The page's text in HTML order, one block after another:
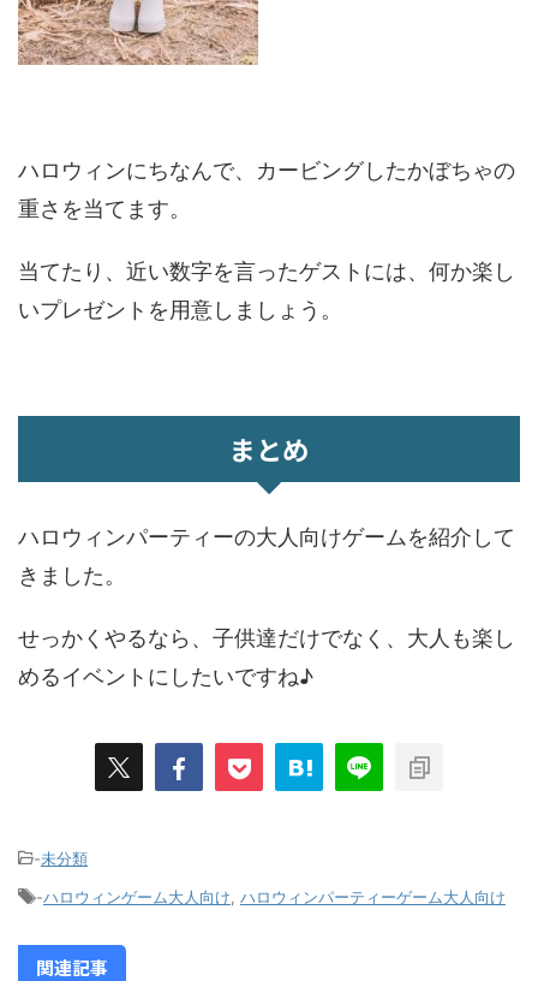
ハロウィンにちなんで、カービングしたかぼちゃの
重さを当てます。
当てたり、近い数字を言ったゲストには、何か楽し
いプレゼントを用意しましょう。
まとめ
ハロウィンパーティーの大人向けゲームを紹介して
きました。
せっかくやるなら、子供達だけでなく、大人も楽し
めるイベントにしたいですね♪
-未分類
-ハロウィンゲーム大人向け ハロウィンパーティーゲーム大人向け
関連記事